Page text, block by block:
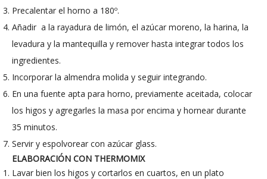
Precalentar el horno a 180º.
Añadir a la rayadura de limón, el azúcar moreno, la harina, la
levadura y la mantequilla y remover hasta integrar todos los
ingredientes.
Incorporar la almendra molida y seguir integrando.
En una fuente apta para horno, previamente aceitada, colocar
los higos y agregarles la masa por encima y hornear durante
35 minutos.
Servir y espolvorear con azúcar glass.
ELABORACIÓN CON THERMOMIX
Lavar bien los higos y cortarlos en cuartos, en un plato